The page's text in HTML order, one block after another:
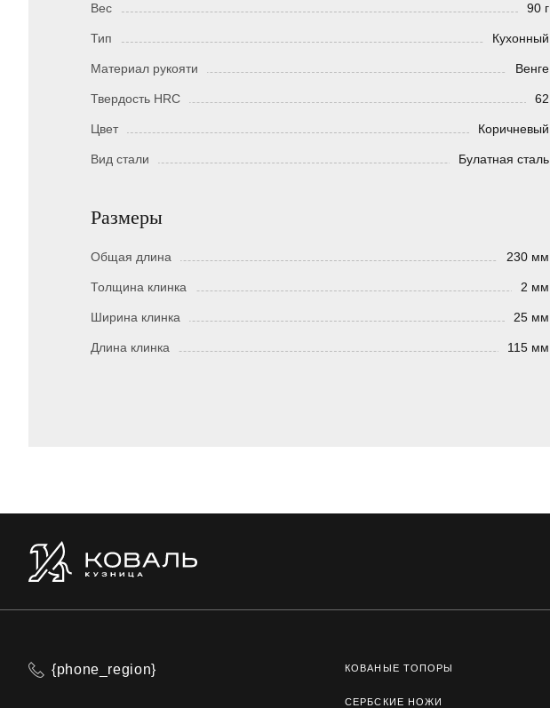
Вес 90 г
Тип Кухонный
Материал рукояти Венге
Твердость HRC 62
Цвет Коричневый
Вид стали Булатная сталь
Размеры
Общая длина 230 мм
Толщина клинка 2 мм
Ширина клинка 25 мм
Длина клинка 115 мм
{phone_region} КОВАНЫЕ ТОПОРЫ
СЕРБСКИЕ НОЖИ